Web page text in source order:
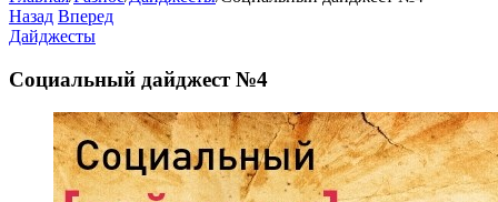
Назад Вперед
Дайджесты
Социальный дайджест №4